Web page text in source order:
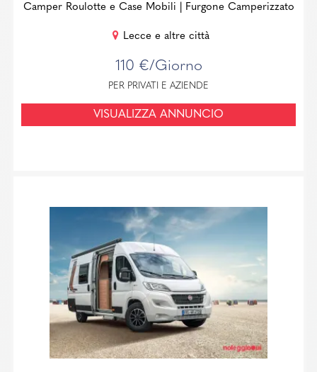
Camper Roulotte e Case Mobili | Furgone Camperizzato
Lecce e altre città
110 €/Giorno
PER PRIVATI E AZIENDE
VISUALIZZA ANNUNCIO